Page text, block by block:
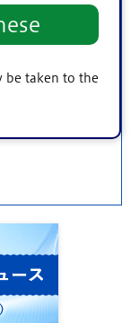
be taken to the